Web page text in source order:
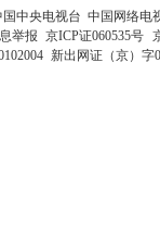
国中央电视台 中国网络电
举报 京ICP证060535号
新出网证（京）